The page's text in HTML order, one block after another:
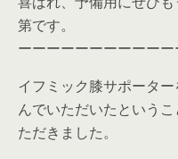
第です。
ーーーーーーーーーー
イフミック膝サポータ
んでいただいたという
ただきました。